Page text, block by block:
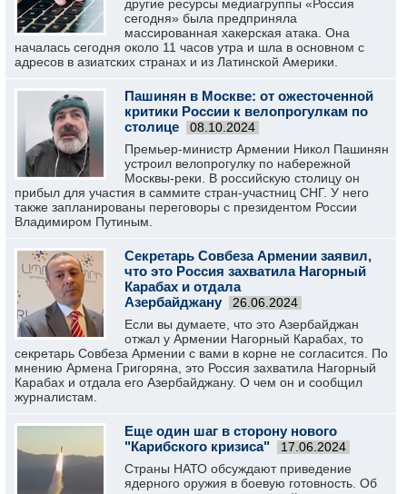
другие ресурсы медиагруппы «Россия
сегодня» была предприняла
массированная хакерская атака. Она
началась сегодня около 11 часов утра и шла в основном с
адресов в азиатских странах и из Латинской Америки.
Пашинян в Москве: от ожесточенной
критики России к велопрогулкам по
столице
08.10.2024
Премьер-министр Армении Никол Пашинян
устроил велопрогулку по набережной
Москвы-реки. В российскую столицу он
прибыл для участия в саммите стран-участниц СНГ. У него
также запланированы переговоры с президентом России
Владимиром Путиным.
Секретарь Совбеза Армении заявил,
что это Россия захватила Нагорный
Карабах и отдала
Азербайджану
26.06.2024
Если вы думаете, что это Азербайджан
отжал у Армении Нагорный Карабах, то
секретарь Совбеза Армении с вами в корне не согласится. По
мнению Армена Григоряна, это Россия захватила Нагорный
Карабах и отдала его Азербайджану. О чем он и сообщил
журналистам.
Еще один шаг в сторону нового
"Карибского кризиса"
17.06.2024
Страны НАТО обсуждают приведение
ядерного оружия в боевую готовность. Об